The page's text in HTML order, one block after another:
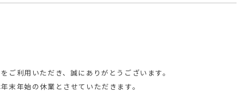
ご利用いただき、誠にありがとうございます。
末年始の休業とさせていただきます。